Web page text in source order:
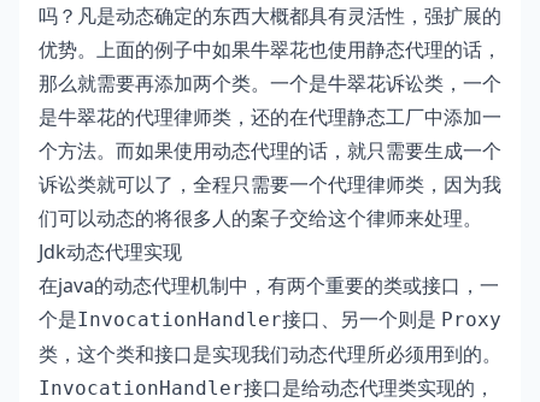
吗？凡是动态确定的东西大概都具有灵活性，强扩展的
优势。上面的例子中如果牛翠花也使用静态代理的话，
那么就需要再添加两个类。一个是牛翠花诉讼类，一个
是牛翠花的代理律师类，还的在代理静态工厂中添加一
个方法。而如果使用动态代理的话，就只需要生成一个
诉讼类就可以了，全程只需要一个代理律师类，因为我
们可以动态的将很多人的案子交给这个律师来处理。
Jdk动态代理实现
在java的动态代理机制中，有两个重要的类或接口，一
个是InvocationHandler接口、另一个则是 Proxy
类，这个类和接口是实现我们动态代理所必须用到的。
InvocationHandler接口是给动态代理类实现的，